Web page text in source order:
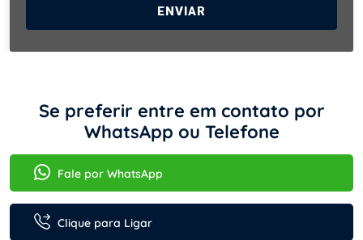
ENVIAR
Se preferir entre em contato por
WhatsApp ou Telefone
Fale por WhatsApp
Clique para Ligar